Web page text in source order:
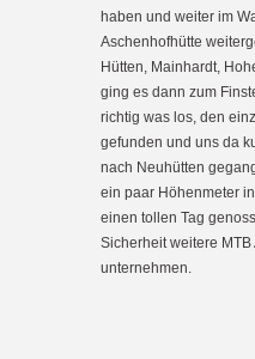
haben und weiter im
Aschenhofhütte
Hütten, Mainhardt,
ging es dann zum
richtig was los, den
gefunden und uns da
nach Neuhütten
ein paar Höhenmeter
einen tollen Tag
Sicherheit weitere
unternehmen.